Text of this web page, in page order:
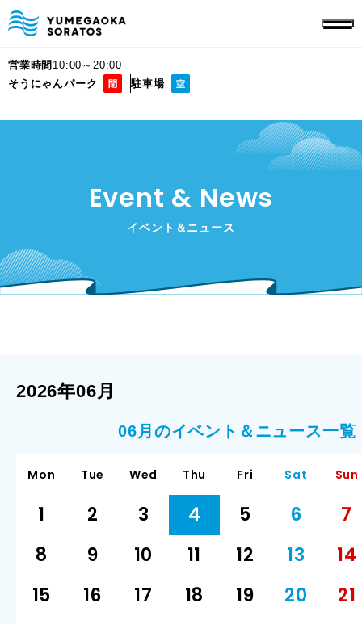
営業時間 10:00～20:00
そうにゃんパーク
駐車場
Event & News
イベント＆ニュース
2026年06月
06月のイベント＆ニュース一
Mon Tue Wed Thu Fri Sat Sun
1 2 3 4 5 6
7
8
9 10 11 12 13
14
15
16 17 18 19 20
21